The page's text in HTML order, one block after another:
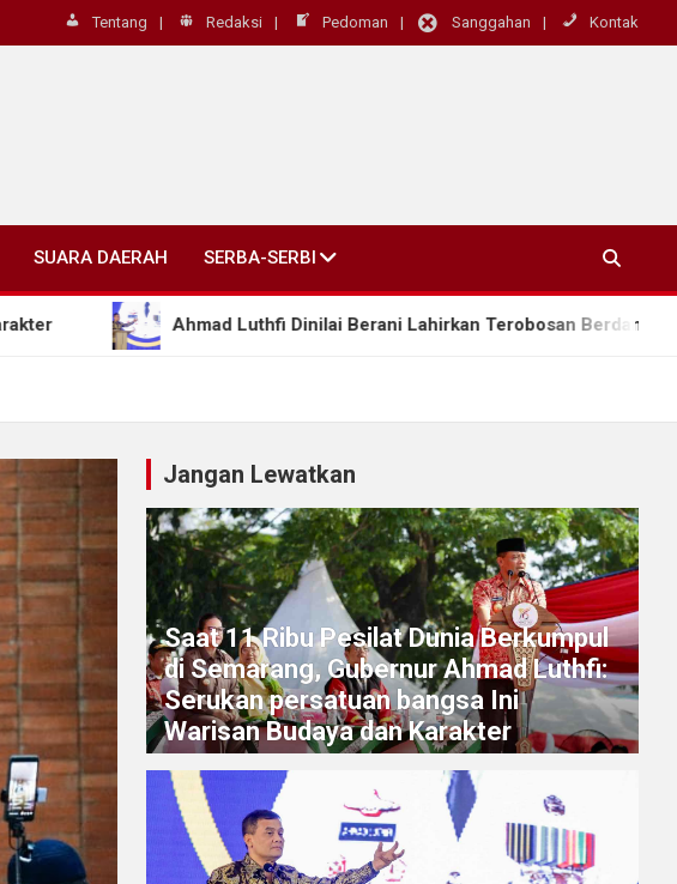
Tentang Redaksi Pedoman Sanggahan Kontak
SUARA DAERAH SERBA-SERBI
Ahmad Luthfi Dinilai Berani Lahirkan Terobosan Berdampak Nyata, “Kepala
Jangan Lewatkan
Saat 11 Ribu Pesilat Dunia Berkumpul
di Semarang, Gubernur Ahmad Luthfi:
Serukan persatuan bangsa Ini
Warisan Budaya dan Karakter